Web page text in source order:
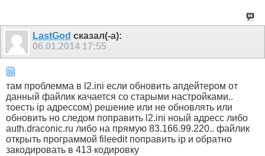
LastGod сказал(-а):
06.01.2014 17:55
там проблемма в l2.ini если обновить апдейтером от
данный файлик качается со старыми настройками..
тоесть ip адрессом) решение или не обновлять или
обновить но следом поправить l2.ini ноый адресс либо
auth.draconic.ru либо на прямую 83.166.99.220.. файлик
открыть программой fileedit поправить ip и обратно
закодировать в 413 кодировку